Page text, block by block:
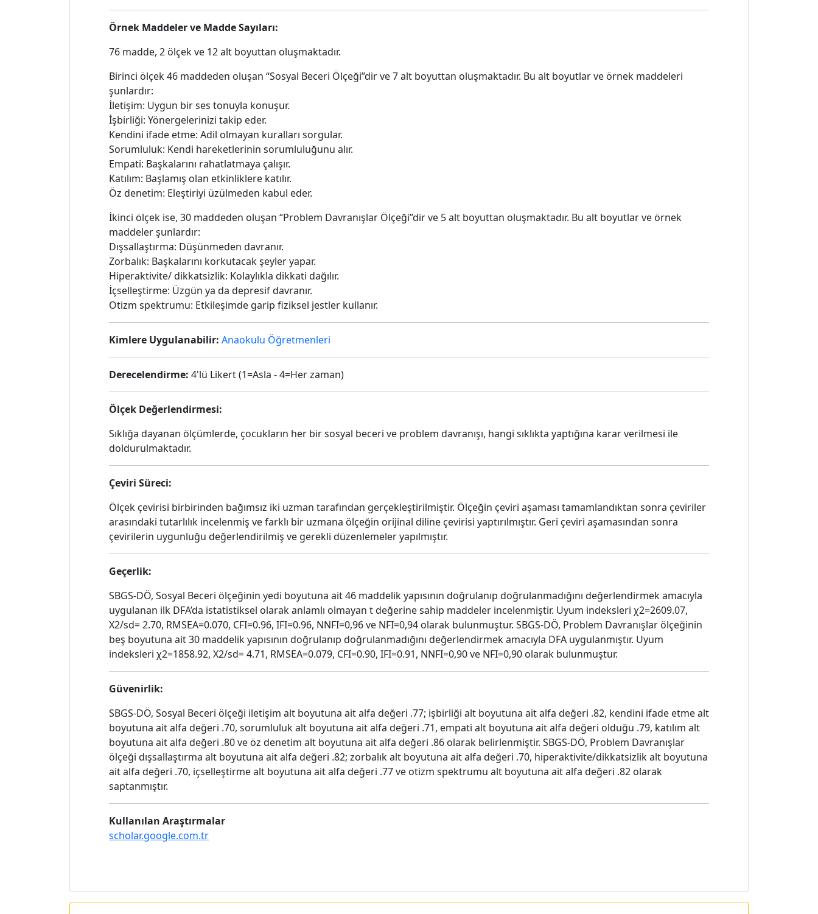
Örnek Maddeler ve Madde Sayıları:
76 madde, 2 ölçek ve 12 alt boyuttan oluşmaktadır.
Birinci ölçek 46 maddeden oluşan “Sosyal Beceri Ölçeği”dir ve 7 alt boyuttan oluşmaktadır. Bu alt boyutlar ve örnek maddeleri
şunlardır:
İletişim: Uygun bir ses tonuyla konuşur.
İşbirliği: Yönergelerinizi takip eder.
Kendini ifade etme: Adil olmayan kuralları sorgular.
Sorumluluk: Kendi hareketlerinin sorumluluğunu alır.
Empati: Başkalarını rahatlatmaya çalışır.
Katılım: Başlamış olan etkinliklere katılır.
Öz denetim: Eleştiriyi üzülmeden kabul eder.
İkinci ölçek ise, 30 maddeden oluşan “Problem Davranışlar Ölçeği”dir ve 5 alt boyuttan oluşmaktadır. Bu alt boyutlar ve örnek
maddeler şunlardır:
Dışsallaştırma: Düşünmeden davranır.
Zorbalık: Başkalarını korkutacak şeyler yapar.
Hiperaktivite/ dikkatsizlik: Kolaylıkla dikkati dağılır.
İçselleştirme: Üzgün ya da depresif davranır.
Otizm spektrumu: Etkileşimde garip fiziksel jestler kullanır.
Kimlere Uygulanabilir: Anaokulu Öğretmenleri
Derecelendirme: 4'lü Likert (1=Asla - 4=Her zaman)
Ölçek Değerlendirmesi:
Sıklığa dayanan ölçümlerde, çocukların her bir sosyal beceri ve problem davranışı, hangi sıklıkta yaptığına karar verilmesi ile
doldurulmaktadır.
Çeviri Süreci:
Ölçek çevirisi birbirinden bağımsız iki uzman tarafından gerçekleştirilmiştir. Ölçeğin çeviri aşaması tamamlandıktan sonra çeviriler
arasındaki tutarlılık incelenmiş ve farklı bir uzmana ölçeğin orijinal diline çevirisi yaptırılmıştır. Geri çeviri aşamasından sonra
çevirilerin uygunluğu değerlendirilmiş ve gerekli düzenlemeler yapılmıştır.
Geçerlik:
SBGS-DÖ, Sosyal Beceri ölçeğinin yedi boyutuna ait 46 maddelik yapısının doğrulanıp doğrulanmadığını değerlendirmek amacıyla
uygulanan ilk DFA’da istatistiksel olarak anlamlı olmayan t değerine sahip maddeler incelenmiştir. Uyum indeksleri χ2=2609.07,
X2/sd= 2.70, RMSEA=0.070, CFI=0.96, IFI=0.96, NNFI=0,96 ve NFI=0,94 olarak bulunmuştur. SBGS-DÖ, Problem Davranışlar ölçeğinin
beş boyutuna ait 30 maddelik yapısının doğrulanıp doğrulanmadığını değerlendirmek amacıyla DFA uygulanmıştır. Uyum
indeksleri χ2=1858.92, X2/sd= 4.71, RMSEA=0.079, CFI=0.90, IFI=0.91, NNFI=0,90 ve NFI=0,90 olarak bulunmuştur.
Güvenirlik:
SBGS-DÖ, Sosyal Beceri ölçeği iletişim alt boyutuna ait alfa değeri .77; işbirliği alt boyutuna ait alfa değeri .82, kendini ifade etme alt
boyutuna ait alfa değeri .70, sorumluluk alt boyutuna ait alfa değeri .71, empati alt boyutuna ait alfa değeri olduğu .79, katılım alt
boyutuna ait alfa değeri .80 ve öz denetim alt boyutuna ait alfa değeri .86 olarak belirlenmiştir. SBGS-DÖ, Problem Davranışlar
ölçeği dışsallaştırma alt boyutuna ait alfa değeri .82; zorbalık alt boyutuna ait alfa değeri .70, hiperaktivite/dikkatsizlik alt boyutuna
ait alfa değeri .70, içselleştirme alt boyutuna ait alfa değeri .77 ve otizm spektrumu alt boyutuna ait alfa değeri .82 olarak
saptanmıştır.
Kullanılan Araştırmalar
scholar.google.com.tr